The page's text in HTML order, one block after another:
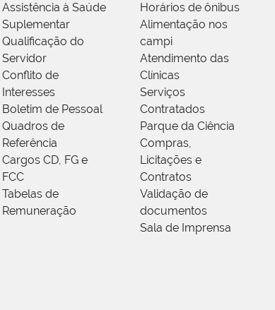
Assistência à Saúde
Suplementar
Qualificação do
Servidor
Conflito de
Interesses
Boletim de Pessoal
Quadros de
Referência
Cargos CD, FG e
FCC
Tabelas de
Remuneração
Horários de ônibus
Alimentação nos
campi
Atendimento das
Clínicas
Serviços
Contratados
Parque da Ciência
Compras,
Licitações e
Contratos
Validação de
documentos
Sala de Imprensa